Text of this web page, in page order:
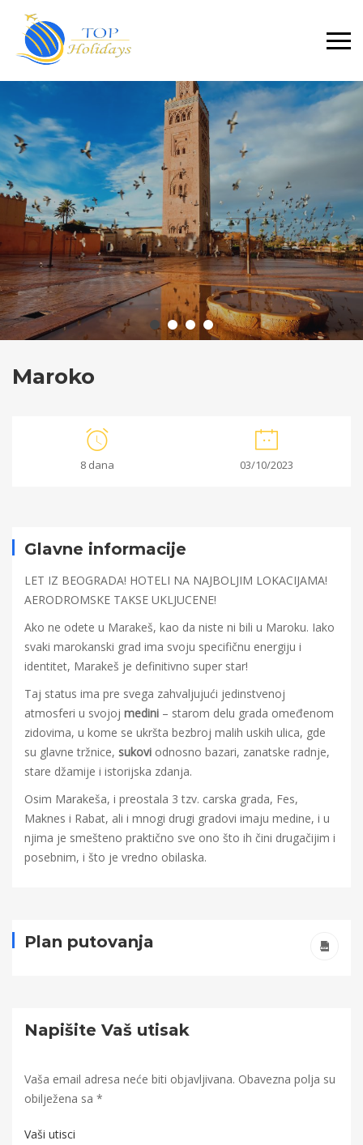
Primary
Menu
Maroko
8 dana 03/10/2023
Maroko
06-Glavne informacije
LET IZ BEOGRADA! HOTELI NA NAJBOLJIM LOKACIJAMA!
AERODROMSKE TAKSE UKLJUCENE!
Ako ne odete u Marakeš, kao da niste ni bili u Maroku. Iako
svaki marokanski grad ima svoju specifičnu energiju i
identitet, Marakeš je definitivno super star!
Taj status ima pre svega zahvaljujući jedinstvenoj
atmosferi u svojoj medini – starom delu grada omeđenom
zidovima, u kome se ukršta bezbroj malih uskih ulica, gde
su glavne tržnice, sukovi odnosno bazari, zanatske radnje,
stare džamije i istorijska zdanja.
Osim Marakeša, i preostala 3 tzv. carska grada, Fes,
Maknes i Rabat, ali i mnogi drugi gradovi imaju medine, i u
njima je smešteno praktično sve ono što ih čini drugačijim i
posebnim, i što je vredno obilaska.
Plan putovanja
Napišite Vaš utisak
Vaša email adresa neće biti objavljivana. Obavezna polja su
obilježena sa *
Vaši utisci